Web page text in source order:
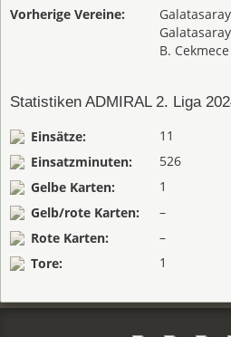
Vorherige Vereine:
B.
Statistiken ADMIRAL 2. Liga
Einsätze:
11
Einsatzminuten:
526
Gelbe Karten:
1
Gelb/rote Karten:
–
Rote Karten:
–
Tore:
1